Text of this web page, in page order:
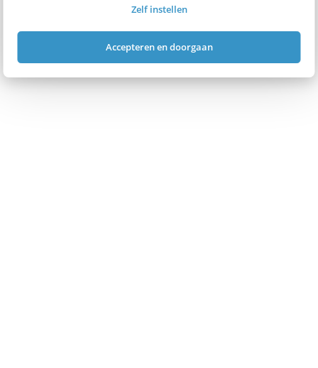
Zelf instellen
Accepteren en doorgaan